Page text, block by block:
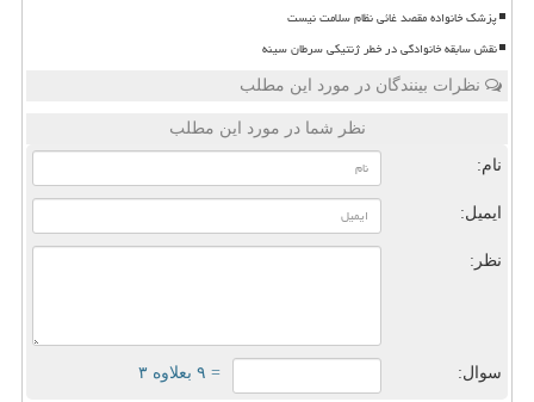
پزشک خانواده مقصد غائی نظام سلامت نیست
نقش سابقه خانوادگی در خطر ژنتیکی سرطان سینه
نظرات بینندگان در مورد این مطلب
نظر شما در مورد این مطلب
نام:
ایمیل:
نظر:
سوال: = ۹ بعلاوه ۳